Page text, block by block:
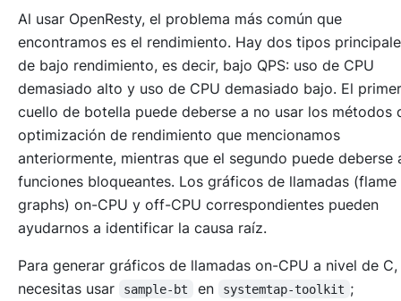
Al usar OpenResty, el problema más común que
encontramos es el rendimiento. Hay dos tipos
de bajo rendimiento, es decir, bajo QPS: uso de CPU
demasiado alto y uso de CPU demasiado bajo. El primer
cuello de botella puede deberse a no usar los métodos
optimización de rendimiento que mencionamos
anteriormente, mientras que el segundo puede deberse
funciones bloqueantes. Los gráficos de llamadas (flame
graphs) on-CPU y off-CPU correspondientes pueden
ayudarnos a identificar la causa raíz.
Para generar gráficos de llamadas on-CPU a nivel de C,
necesitas usar
sample-bt en systemtap-toolkit ;